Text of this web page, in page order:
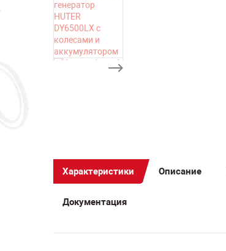
Характеристики Описание
Документация